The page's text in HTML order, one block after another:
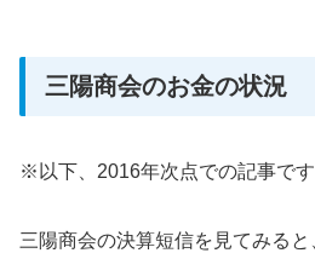
三陽商会のお金の状況
※以下、2016年次点での記事です
三陽商会の決算短信を見てみる